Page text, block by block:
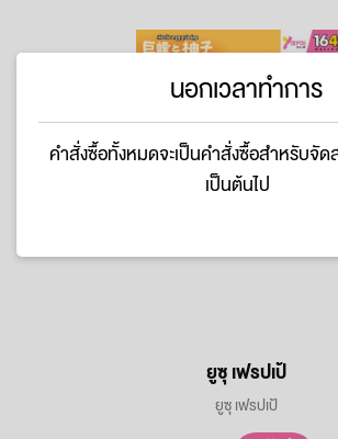
ยูซุ เฟรปเป้
ยูซุ เฟรปเป้
นอกเวลาทำการ
คำสั่งซื้อทั้งหมดจะเป็นคำสั่งซื้อสำหรับจัด
เป็นต้นไป